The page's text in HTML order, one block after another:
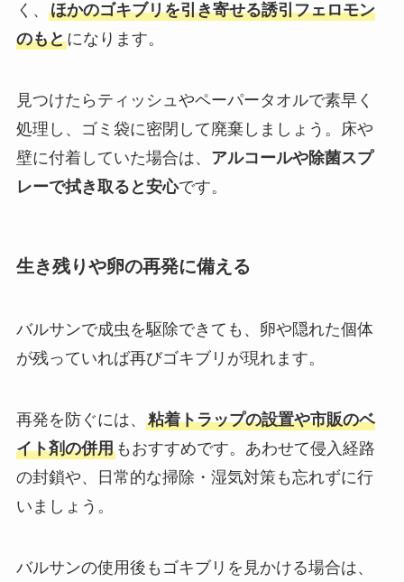
く、 ほかのゴキブリを引き寄せる誘引フェロモン
のもとになります。
見つけたらティッシュやペーパータオルで素早く
処理し、ゴミ袋に密閉して廃棄しましょう。床や
壁に付着していた場合は、 アルコールや除菌スプ
レーで拭き取ると安心です。
生き残りや卵の再発に備える
バルサンで成虫を駆除できても、卵や隠れた個体
が残っていれば再びゴキブリが現れます。
再発を防ぐには、 粘着トラップの設置や市販のベ
イト剤の併用もおすすめです。あわせて侵入経路
の封鎖や、日常的な掃除・湿気対策も忘れずに行
いましょう。
バルサンの使用後もゴキブリを見かける場合は、